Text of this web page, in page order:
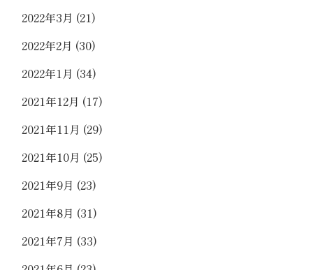
2022年3月 (21)
2022年2月 (30)
2022年1月 (34)
2021年12月 (17)
2021年11月 (29)
2021年10月 (25)
2021年9月 (23)
2021年8月 (31)
2021年7月 (33)